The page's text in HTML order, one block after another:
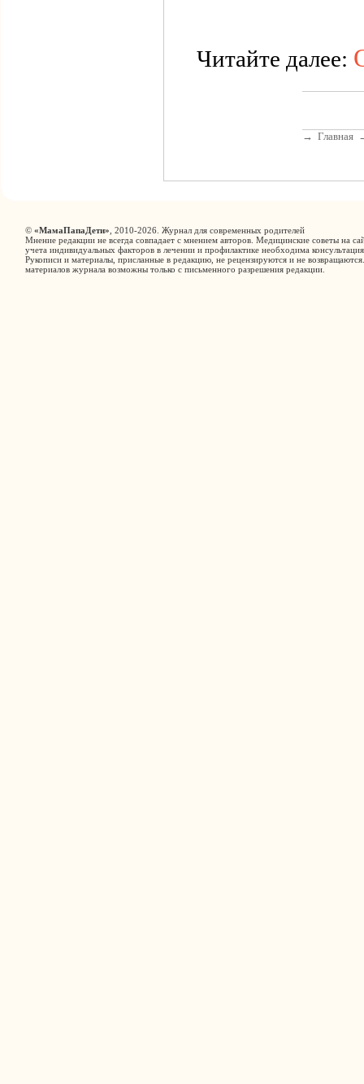
Читайте далее:
→ Главная
© «МамаПапаДети» , 2010-2026. Журнал для современных родителей
Мнение редакции не всегда совпадает с мнением авторов. Медицинские советы на
учета индивидуальных факторов в лечении и профилактике необходима
Рукописи и материалы, присланные в редакцию, не рецензируются и не
материалов журнала возможны только с письменного разрешения редакции.